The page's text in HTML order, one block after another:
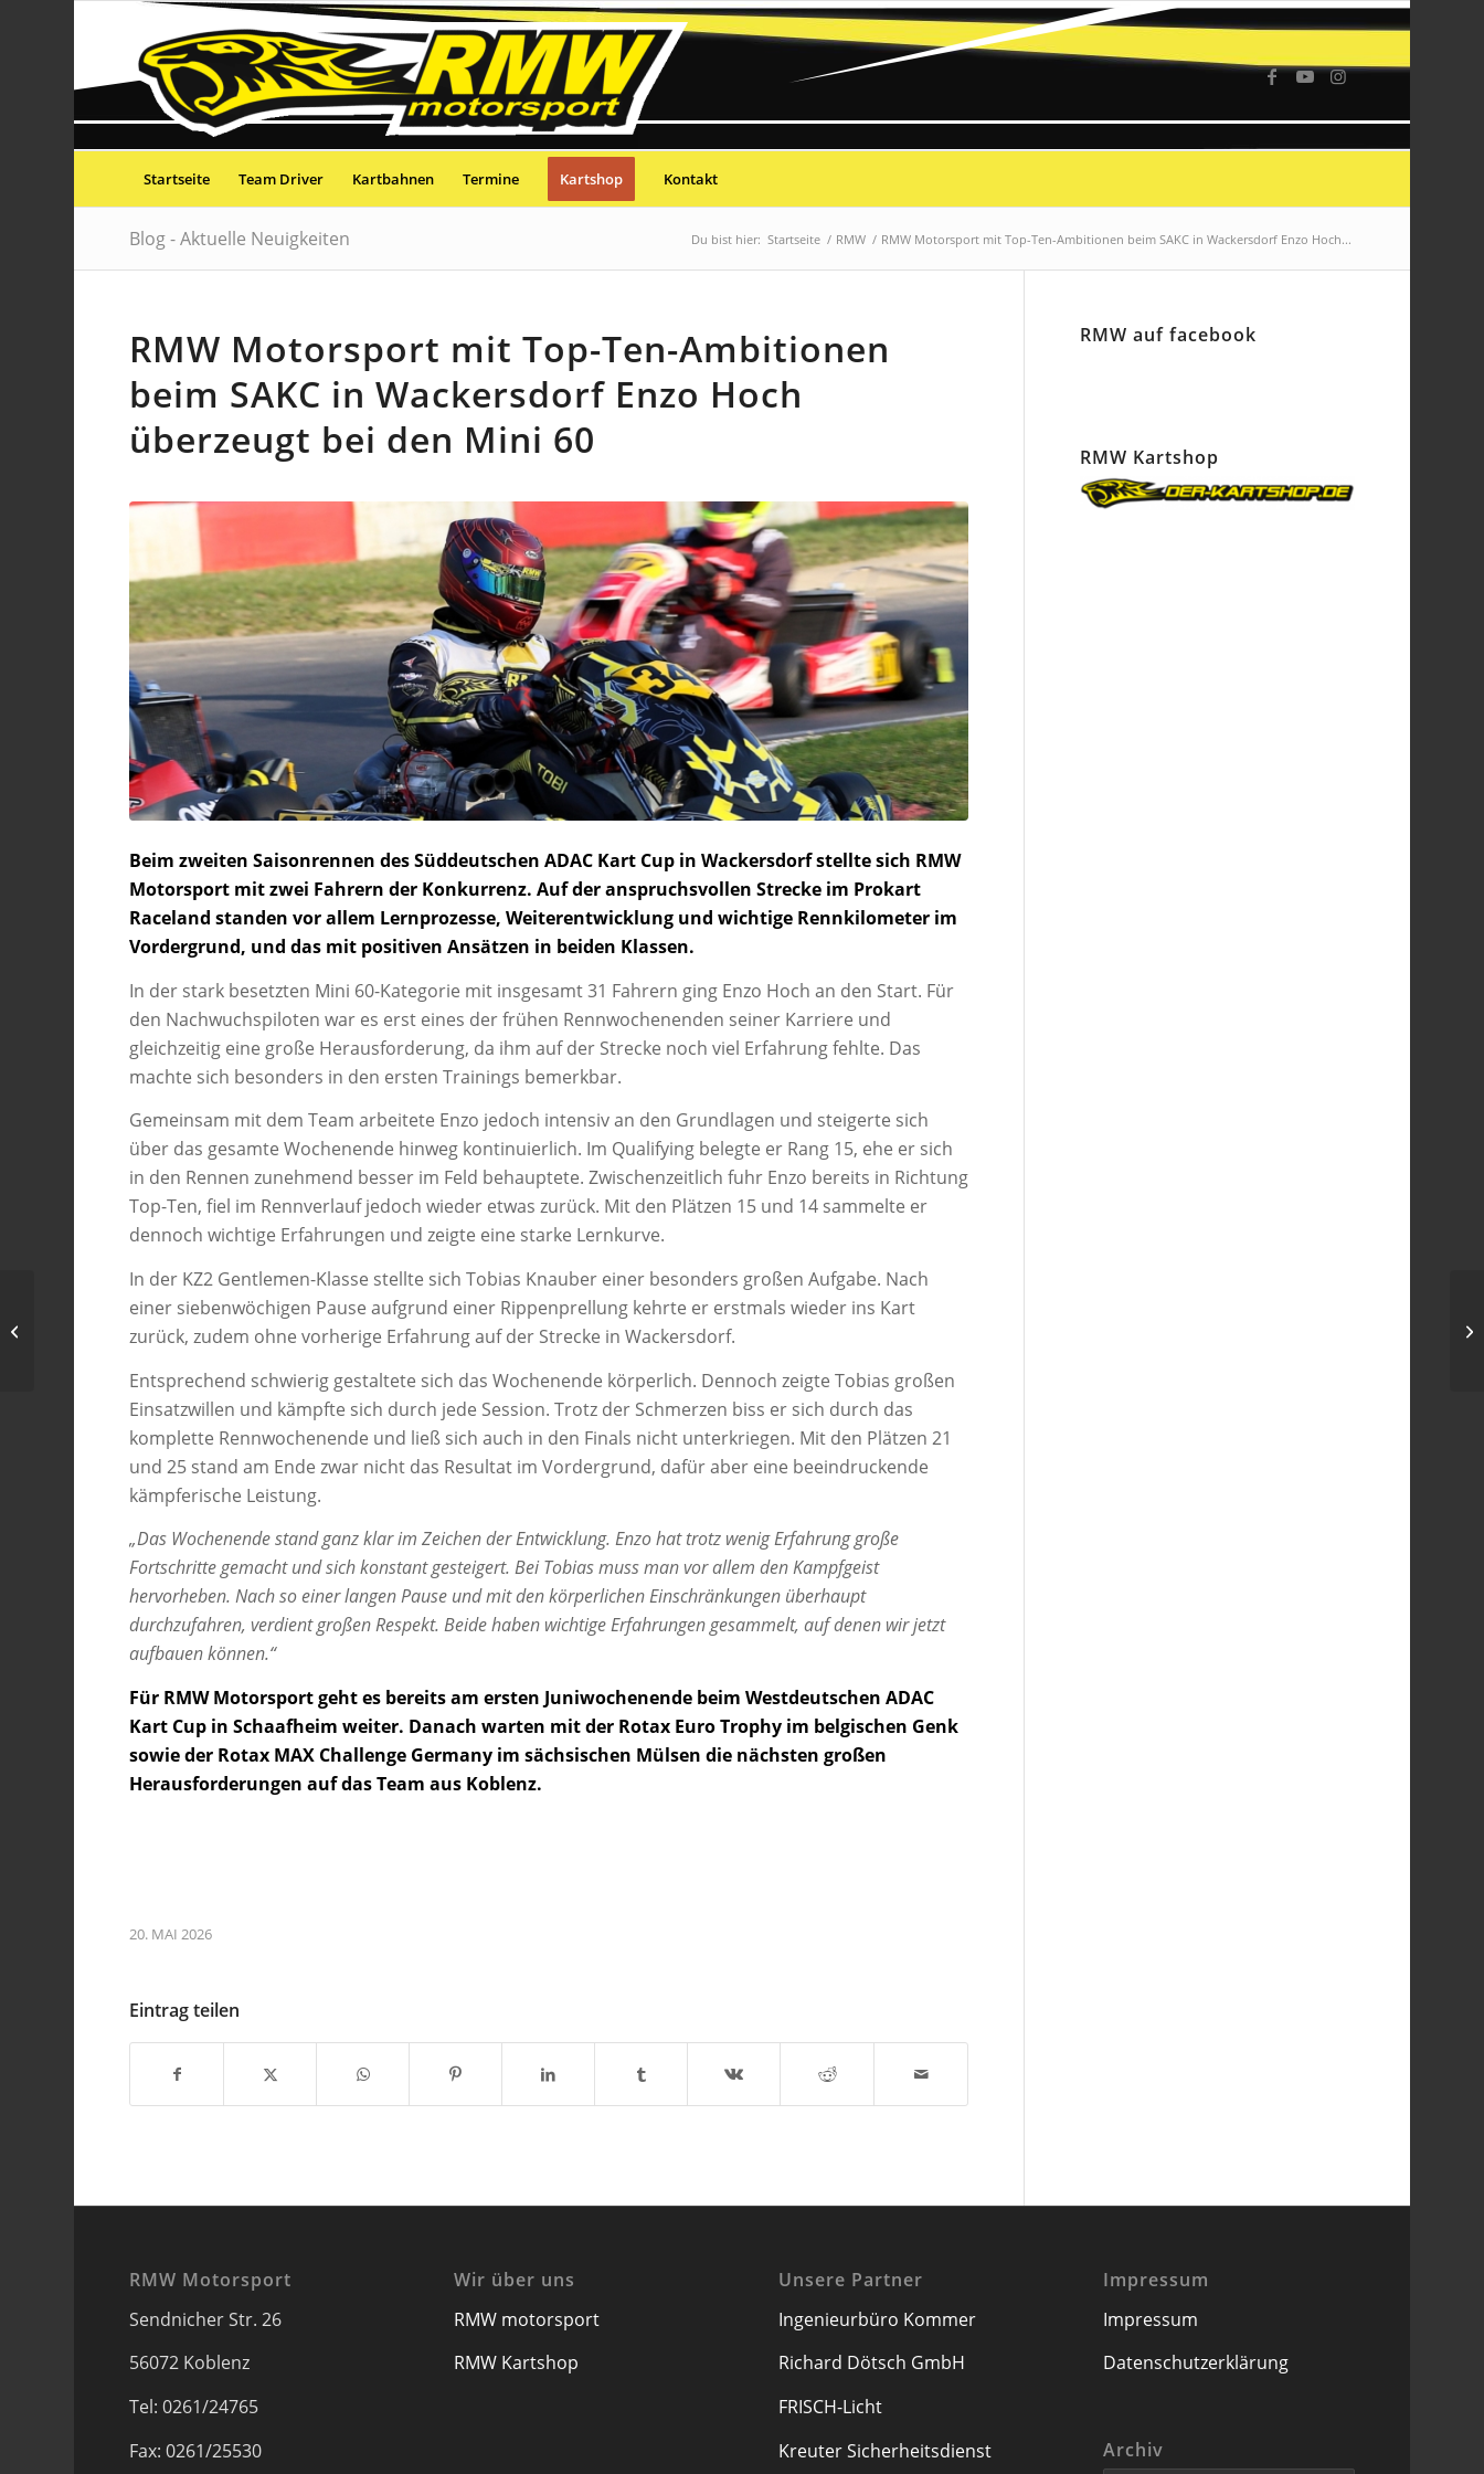
Startseite Team Driver Kartbahnen Termine Kartshop Kontakt
Blog - Aktuelle Neuigkeiten Du bist hier: Startseite / RMW / RMW Motorsport mit Top-Ten-Ambitionen beim SAKC in Wackersdorf Enzo Hoch...
RMW Motorsport mit Top-Ten-Ambitionen
beim SAKC in Wackersdorf Enzo Hoch
überzeugt bei den Mini 60
Beim zweiten Saisonrennen des Süddeutschen ADAC Kart Cup in Wackersdorf stellte sich RMW
Motorsport mit zwei Fahrern der Konkurrenz. Auf der anspruchsvollen Strecke im Prokart
Raceland standen vor allem Lernprozesse, Weiterentwicklung und wichtige Rennkilometer im
Vordergrund, und das mit positiven Ansätzen in beiden Klassen.
In der stark besetzten Mini 60-Kategorie mit insgesamt 31 Fahrern ging Enzo Hoch an den Start. Für
den Nachwuchspiloten war es erst eines der frühen Rennwochenenden seiner Karriere und
gleichzeitig eine große Herausforderung, da ihm auf der Strecke noch viel Erfahrung fehlte. Das
machte sich besonders in den ersten Trainings bemerkbar.
Gemeinsam mit dem Team arbeitete Enzo jedoch intensiv an den Grundlagen und steigerte sich
über das gesamte Wochenende hinweg kontinuierlich. Im Qualifying belegte er Rang 15, ehe er sich
in den Rennen zunehmend besser im Feld behauptete. Zwischenzeitlich fuhr Enzo bereits in Richtung
Top-Ten, fiel im Rennverlauf jedoch wieder etwas zurück. Mit den Plätzen 15 und 14 sammelte er
dennoch wichtige Erfahrungen und zeigte eine starke Lernkurve.
In der KZ2 Gentlemen-Klasse stellte sich Tobias Knauber einer besonders großen Aufgabe. Nach
einer siebenwöchigen Pause aufgrund einer Rippenprellung kehrte er erstmals wieder ins Kart
zurück, zudem ohne vorherige Erfahrung auf der Strecke in Wackersdorf.
Entsprechend schwierig gestaltete sich das Wochenende körperlich. Dennoch zeigte Tobias großen
Einsatzwillen und kämpfte sich durch jede Session. Trotz der Schmerzen biss er sich durch das
komplette Rennwochenende und ließ sich auch in den Finals nicht unterkriegen. Mit den Plätzen 21
und 25 stand am Ende zwar nicht das Resultat im Vordergrund, dafür aber eine beeindruckende
kämpferische Leistung.
„Das Wochenende stand ganz klar im Zeichen der Entwicklung. Enzo hat trotz wenig Erfahrung große
Fortschritte gemacht und sich konstant gesteigert. Bei Tobias muss man vor allem den Kampfgeist
hervorheben. Nach so einer langen Pause und mit den körperlichen Einschränkungen überhaupt
durchzufahren, verdient großen Respekt. Beide haben wichtige Erfahrungen gesammelt, auf denen wir jetzt
aufbauen können.“
Für RMW Motorsport geht es bereits am ersten Juniwochenende beim Westdeutschen ADAC
Kart Cup in Schaafheim weiter. Danach warten mit der Rotax Euro Trophy im belgischen Genk
sowie der Rotax MAX Challenge Germany im sächsischen Mülsen die nächsten großen
Herausforderungen auf das Team aus Koblenz.
20. MAI 2026
Eintrag teilen
RMW auf facebook
RMW Kartshop
RMW Motorsport
Sendnicher Str. 26
56072 Koblenz
Tel: 0261/24765
Fax: 0261/25530
Wir über uns
RMW motorsport
RMW Kartshop
Unsere Partner
Ingenieurbüro Kommer
Richard Dötsch GmbH
FRISCH-Licht
Kreuter Sicherheitsdienst
Impressum
Impressum
Datenschutzerklärung
Archiv
Vollgas fürs Leben:
Zwischen Ideallinie und